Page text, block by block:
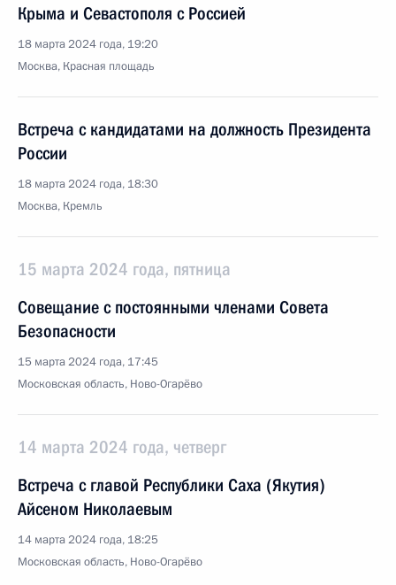
Крыма и Севастополя с Россией
18 марта 2024 года, 19:20
Москва, Красная площадь
Встреча с кандидатами на должность Президента
России
18 марта 2024 года, 18:30
Москва, Кремль
15 марта 2024 года, пятница
Совещание с постоянными членами Совета
Безопасности
15 марта 2024 года, 17:45
Московская область, Ново-Огарёво
14 марта 2024 года, четверг
Встреча с главой Республики Саха (Якутия)
Айсеном Николаевым
14 марта 2024 года, 18:25
Московская область, Ново-Огарёво